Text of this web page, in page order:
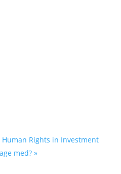
Rights in Investment
med?»